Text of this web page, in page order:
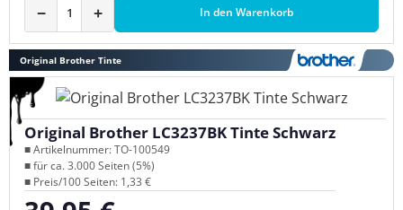
− + In den Warenkorb
Original Brother Tinte
Original Brother LC3237BK Tinte Schwarz
■ Artikelnummer: TO-100549
■ für ca. 3.000 Seiten (5%)
■ Preis/100 Seiten: 1,33 €